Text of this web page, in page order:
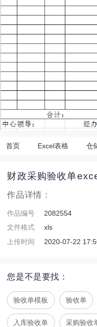
首页 Excel表格 仓
财政采购验收单
作品详情：
作品编号 2082554
文件格式
xls
上传时间
2020-07-22
您是不是要找：
验收单模板 验收单
入库验收单 采购验收